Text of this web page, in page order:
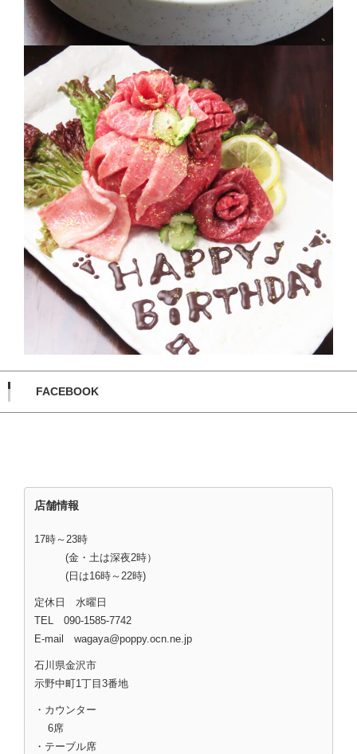
FACEBOOK
店舗情報
17時～23時
(金・土は深夜2時）
(日は16時～22時)
定休日 水曜日
TEL 090-1585-7742
E-mail wagaya@poppy.ocn.ne.jp
石川県金沢市
示野中町1丁目3番地
・カウンター
6席
・テーブル席